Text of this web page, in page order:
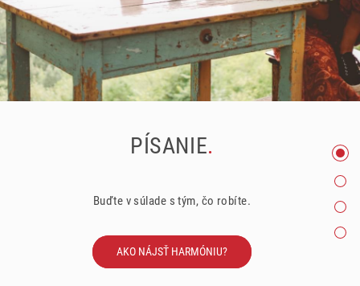
PÍSANIE.
Buďte v súlade s tým, čo robíte.
AKO NÁJSŤ HARMÓNIU?